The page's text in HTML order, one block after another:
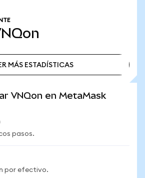
MÁS ESTADÍSTICAS
VNQon en MetaMask
pasos.
por efectivo.